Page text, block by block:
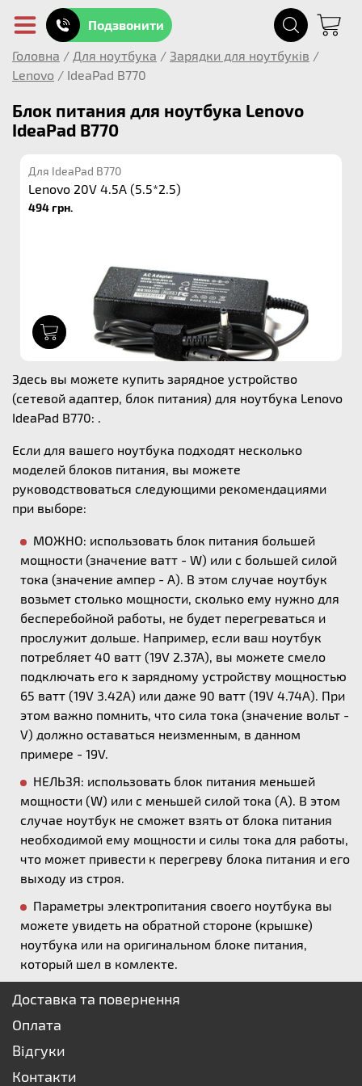
Подзвонити
Головна / Для ноутбука / Зарядки для ноутбуків /
Lenovo / IdeaPad B770
Блок питания для ноутбука Lenovo
IdeaPad B770
Для IdeaPad B770
Lenovo 20V 4.5A (5.5*2.5)
494 грн.
Здесь вы можете купить зарядное устройство
(сетевой адаптер, блок питания) для ноутбука Lenovo
IdeaPad B770: .
Если для вашего ноутбука подходят несколько
моделей блоков питания, вы можете
руководствоваться следующими рекомендациями
при выборе:
МОЖНО: использовать блок питания большей
мощности (значение ватт - W) или с большей силой
тока (значение ампер - А). В этом случае ноутбук
возьмет столько мощности, сколько ему нужно для
бесперебойной работы, не будет перегреваться и
прослужит дольше. Например, если ваш ноутбук
потребляет 40 ватт (19V 2.37A), вы можете смело
подключать его к зарядному устройству мощностью
65 ватт (19V 3.42A) или даже 90 ватт (19V 4.74A). При
этом важно помнить, что сила тока (значение вольт -
V) должно оставаться неизменным, в данном
примере - 19V.
НЕЛЬЗЯ: использовать блок питания меньшей
мощности (W) или с меньшей силой тока (А). В этом
случае ноутбук не сможет взять от блока питания
необходимой ему мощности и силы тока для работы,
что может привести к перегреву блока питания и его
выходу из строя.
Параметры электропитания своего ноутбука вы
можете увидеть на обратной стороне (крышке)
ноутбука или на оригинальном блоке питания,
который шел в комлекте.
Доставка та повернення
Оплата
Відгуки
Контакти